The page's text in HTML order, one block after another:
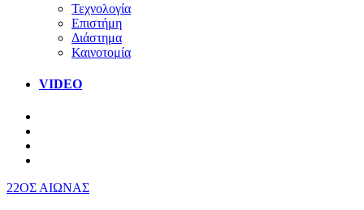
Τεχνολογία
Επιστήμη
Διάστημα
Καινοτομία
VIDEO
22ΟΣ ΑΙΩΝΑΣ